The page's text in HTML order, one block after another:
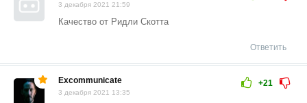
3 декабря 2021 21:59
Качество от Ридли Скотта
Ответить
+21
Excommunicate
3 декабря 2021 13:35